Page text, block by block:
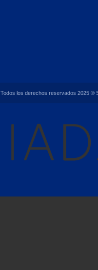
Todos los derechos reservados 2025 ®